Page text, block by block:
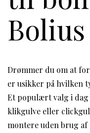
Bolius
Drømmer du om at
er usikker på hvilken
Et populært valg i dag
klikgulve eller
montere uden brug